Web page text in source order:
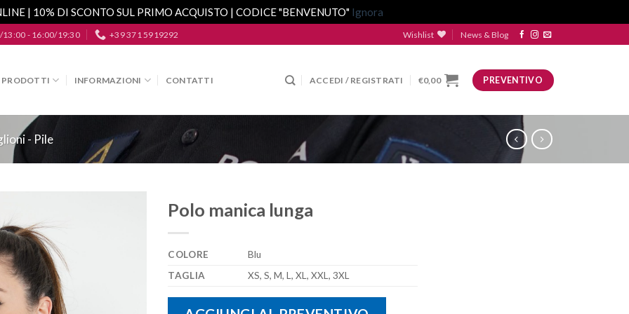
| 10% DI SCONTO SUL PRIMO ACQUISTO | CODICE "BENVENUTO" Ignora
13:00 - 16:00/19:30 +39 371 5919292 Wishlist News & Blog
PRODOTTI INFORMAZIONI CONTATTI ACCEDI / REGISTRATI €0,00 PREVENTIVO
- Pile
Polo manica lunga
COLORE
Blu
TAGLIA
XS, S, M, L, XL, XXL, 3XL